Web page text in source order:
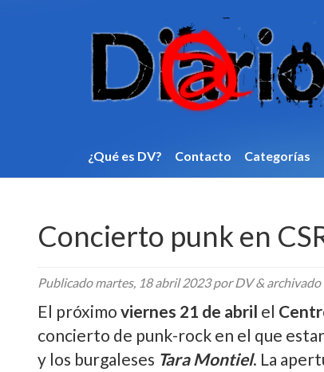
¿Qué es DV? Contacto Categorí­as
Concierto punk en
Publicadomartes, 18 abril 2023por DV&archivado
El próximo viernes 21 de abril el
concierto de punk-rock en el que
y los burgaleses Tara Montiel. La